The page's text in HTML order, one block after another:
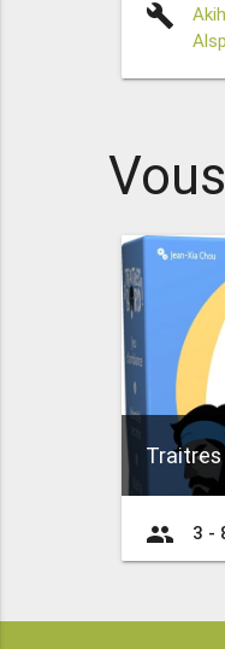
build
Traitres
group 3 -